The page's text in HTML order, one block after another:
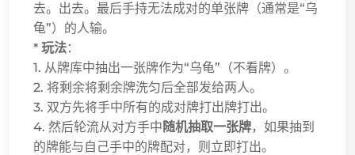
去。出去。最后手持无法成对的单张牌（通常是“乌
龟”）的人输。
* 玩法：
1. 从牌库中抽出一张牌作为“乌龟”（不看牌）。
2. 将剩余将剩余牌洗匀后全部发给两人。
3. 双方先将手中所有的成对牌打出牌打出。
4. 然后轮流从对方手中 随机抽取一张牌，如果抽到
的牌能与自己手中的牌配对，则立即打出。